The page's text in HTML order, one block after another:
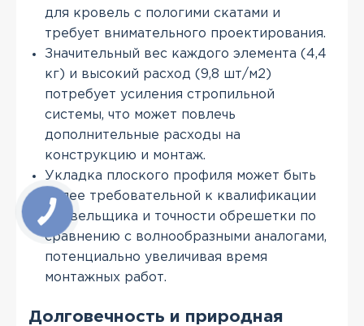
для кровель с пологими скатами и
требует внимательного проектирования.
Значительный вес каждого элемента (4,4
кг) и высокий расход (9,8 шт/м2)
потребует усиления стропильной
системы, что может повлечь
дополнительные расходы на
конструкцию и монтаж.
Укладка плоского профиля может быть
более требовательной к квалификации
кровельщика и точности обрешетки по
сравнению с волнообразными аналогами,
потенциально увеличивая время
монтажных работ.
Долговечность и природная